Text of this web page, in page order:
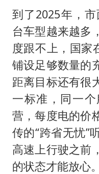
到了2025年，
台车型越来越多
度跟不上，国家
铺设足够数量的
距离目标还有很
一标准，同一
营，每度电的价
传的“跨省无忧”
高速上行驶之前
的状态才能放心。